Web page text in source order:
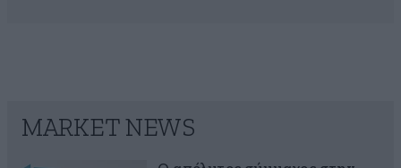
MARKET NEWS